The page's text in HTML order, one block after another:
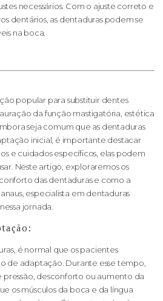
necessários. Com o ajuste correto e
dentários, as dentaduras podem se
na boca.
popular para substituir dentes
da função mastigatória, estética
seja comum que as dentaduras
inicial, é importante destacar
e cuidados específicos, elas podem
Neste artigo, exploraremos os
das dentaduras e como a
especialista em dentaduras
jornada.
é normal que os pacientes
de adaptação. Durante esse tempo,
desconforto ou aumento da
os músculos da boca e da língua